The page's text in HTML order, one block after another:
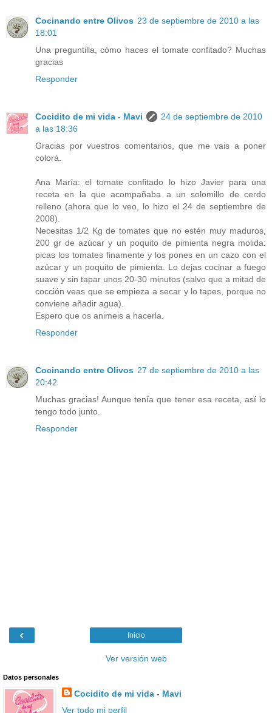
Cocinando entre Olivos 23 de septiembre de 2010 a las
18:01
Una preguntilla, cómo haces el tomate confitado? Muchas
gracias
Responder
Cocidito de mi vida - Mavi
24 de septiembre de 2010
a las 18:36
Gracias por vuestros comentarios, que me vais a poner
colorá.
Ana María: el tomate confitado lo hizo Javier para una
receta en la que acompañaba a un solomillo de cerdo
relleno (ahora que lo veo, lo hizo el 24 de septiembre de
2008).
Necesitas 1/2 Kg de tomates que no estén muy maduros,
200 gr de azúcar y un poquito de pimienta negra molida:
picas los tomates finamente y los pones en un cazo con el
azúcar y un poquito de pimienta. Lo dejas cocinar a fuego
suave y sin tapar unos 20-30 minutos (salvo que a mitad de
cocción veas que se empieza a secar y lo tapes, porque no
conviene añadir agua).
Espero que os animeis a hacerla.
Responder
Cocinando entre Olivos 27 de septiembre de 2010 a las
20:42
Muchas gracias! Aunque tenía que tener esa receta, así lo
tengo todo junto.
Responder
‹ Inicio
Ver versión web
Datos personales
Cocidito de mi vida - Mavi
Ver todo mi perfil